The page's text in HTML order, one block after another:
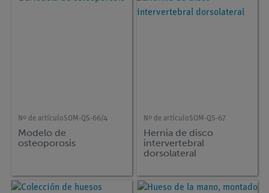
Nº de artículoSOM-QS-66/4
Modelo de
osteoporosis
Nº de artículoSOM-QS-67
Hernia de disco
intervertebral
dorsolateral